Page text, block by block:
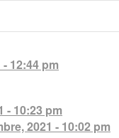
12:44 pm
- 10:23 pm
2021 - 10:02 pm